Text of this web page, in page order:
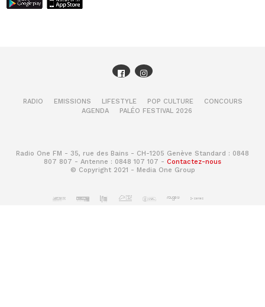
RADIO EMISSIONS LIFESTYLE POP CULTURE
CONCOURS
AGENDA
PALÉO FESTIVAL 2026
Radio One FM - 35, rue des Bains - CH-1205 Genève Standard : 0848
807 807 - Antenne : 0848 107 107 - Contactez-nous
© Copyright 2021 - Media One Group